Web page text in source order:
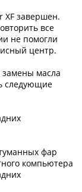
XF завершен.
все
не помогли
центр.
замены масла
следующие
фар
компьютера